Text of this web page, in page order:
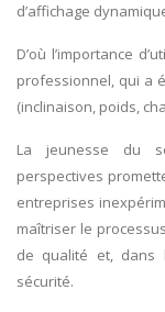
d’affichage
D’où l’importance
professionnel, qui a
(inclinaison, poids,
La jeunesse du
perspectives
entreprises
maîtriser le
de qualité et, dans
sécurité.